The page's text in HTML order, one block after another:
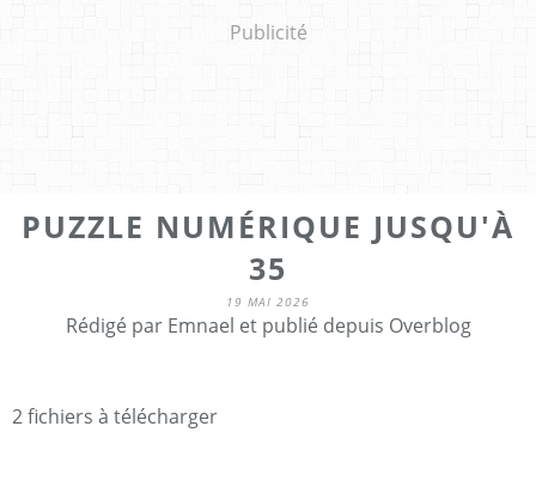
Publicité
PUZZLE NUMÉRIQUE JUSQU'À
35
19 MAI 2026
Rédigé par Emnael et publié depuis Overblog
2 fichiers à télécharger